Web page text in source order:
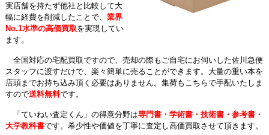
実店舗を持たず他社と比較して大
幅に経費を削減したことで、 業界
No.1水準の高価買取を実現してい
ます。
全国対応の宅配買取ですので、売却の際もご自宅にお伺いした佐川急便
スタッフに渡すだけで、楽々簡単に売ることができます。大量の重い本を
店頭までお持ち込み頂く必要はありません。集荷もこちらで手配いたしま
すので送料無料です。
「ていねい査定くん」の得意分野は専門書・学術書・技術書・参考書・
大学教科書です。希少性や価値を丁寧に査定し高価買取させて頂きます。